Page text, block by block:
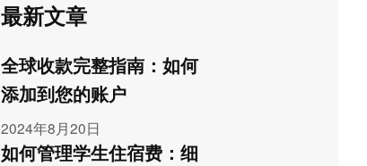
最新文章
全球收款完整指南：如何
添加到您的账户
2024年8月20日
如何管理学生住宿费：细